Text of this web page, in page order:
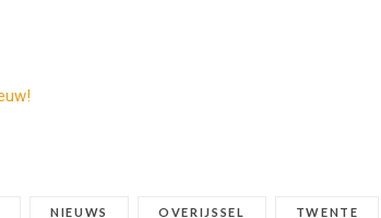
NIEUWS OVERIJSSEL TWENTE